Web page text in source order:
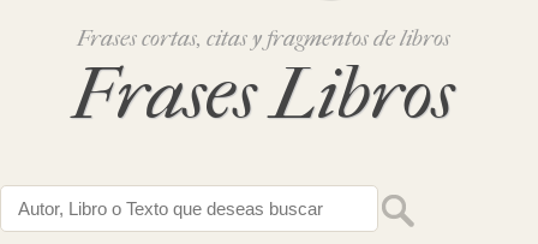
Frases cortas, citas y fragmentos de libros
Frases Libros